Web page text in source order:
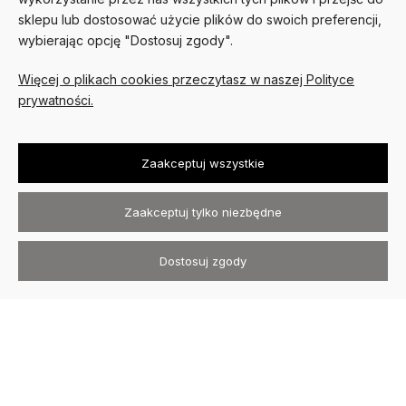
PŁATNOŚCI I DOSTAWA
O NAS
Kurtki skórzane David Ryan © 2026 Wszystkie prawa zastrzeżone
Realizacja:Increo Studio
sklepu lub dostosować użycie plików do swoich preferencji,
wybierając opcję "Dostosuj zgody".
Więcej o plikach cookies przeczytasz w naszej Polityce
prywatności.
Zaakceptuj wszystkie
Zaakceptuj tylko niezbędne
Dostosuj zgody